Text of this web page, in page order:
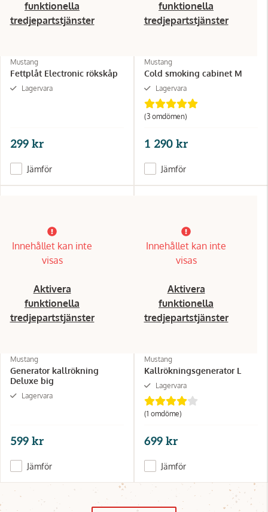
funktionella
tredjepartstjänster
Mustang
Fettplåt Electronic rökskåp
Lagervara
299 kr
Jämför
funktionella
tredjepartstjänster
Mustang
Cold smoking cabinet M
Lagervara
(3 omdömen)
1 290 kr
Jämför
Innehållet kan inte
visas
Aktivera
funktionella
tredjepartstjänster
Mustang
Generator kallrökning
Deluxe big
Lagervara
599 kr
Jämför
Innehållet kan inte
visas
Aktivera
funktionella
tredjepartstjänster
Mustang
Kallrökningsgenerator L
Lagervara
(1 omdöme)
699 kr
Jämför